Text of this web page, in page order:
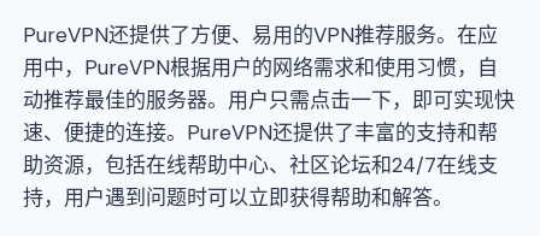
PureVPN还提供了方便、易用的VPN推荐服务。在应
用中，PureVPN根据用户的网络需求和使用习惯，自
动推荐最佳的服务器。用户只需点击一下，即可实现快
速、便捷的连接。PureVPN还提供了丰富的支持和帮
助资源，包括在线帮助中心、社区论坛和24/7在线支
持，用户遇到问题时可以立即获得帮助和解答。